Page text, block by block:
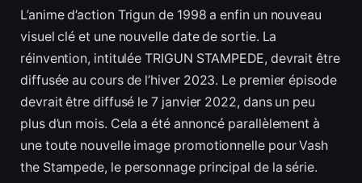
L’anime d’action Trigun de 1998 a enfin un nouveau
visuel clé et une nouvelle date de sortie. La
réinvention, intitulée TRIGUN STAMPEDE, devrait être
diffusée au cours de l’hiver 2023. Le premier épisode
devrait être diffusé le 7 janvier 2022, dans un peu
plus d’un mois. Cela a été annoncé parallèlement à
une toute nouvelle image promotionnelle pour Vash
the Stampede, le personnage principal de la série.